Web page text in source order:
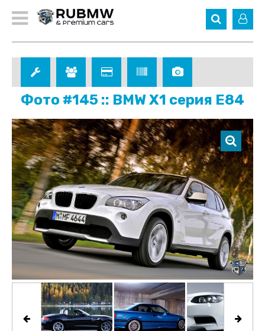
Фото #145 :: BMW X1 серия E84